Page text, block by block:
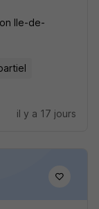
Ile-de-
il y a 17 jours